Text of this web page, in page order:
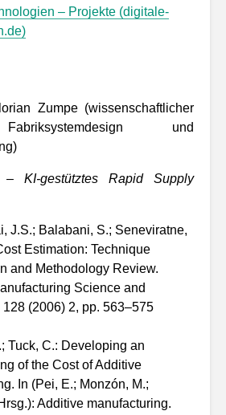
– Projekte (digitale-
Zumpe (wissenschaftlicher
und
KI-gestütztes Rapid Supply
J.S.; Balabani, S.; Seneviratne,
Estimation: Technique
and Methodology Review.
Science and
(2006) 2, pp. 563–575
Tuck, C.: Developing an
of the Cost of Additive
In (Pei, E.; Monzón, M.;
Additive manufacturing.